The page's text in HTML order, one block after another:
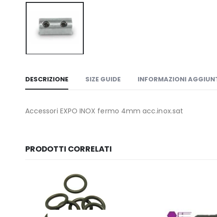
DESCRIZIONE SIZE GUIDE INFORMAZIONI
Accessori EXPO INOX fermo 4mm acc.inox.sat
PRODOTTI CORRELATI